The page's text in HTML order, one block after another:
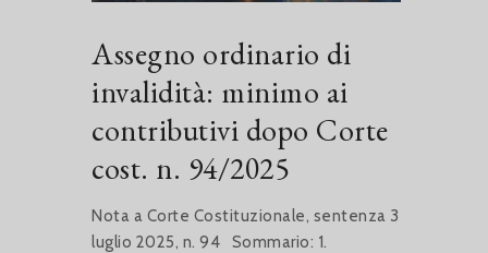
Assegno ordinario di
invalidità: minimo ai
contributivi dopo Corte
cost. n. 94/2025
Nota a Corte Costituzionale, sentenza 3
luglio 2025, n. 94 Sommario: 1.